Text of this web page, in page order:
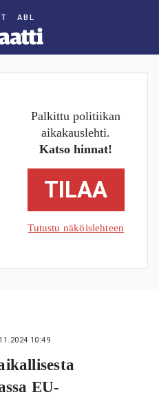
Palkittu politiikan
aikakauslehti.
Katso hinnat!
TILAA
Tutustu näköislehteen
10:49
EU-